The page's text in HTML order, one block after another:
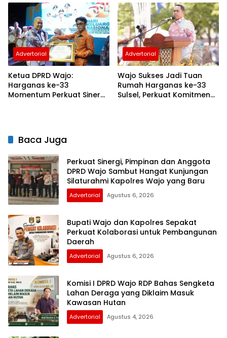
Penampungan Botol
Plastik
Advertorial
Ketua DPRD Wajo:
Harganas ke-33
Momentum Perkuat Sinergi
Advertorial
Wajo Sukses Jadi Tuan
Rumah Harganas ke-33
Sulsel, Perkuat Komitmen
Baca Juga
Perkuat Sinergi, Pimpinan dan Anggota
DPRD Wajo Sambut Hangat Kunjungan
Silaturahmi Kapolres Wajo yang Baru
Advertorial Agustus 6, 2026
Bupati Wajo dan Kapolres Sepakat
Perkuat Kolaborasi untuk Pembangunan
Daerah
Advertorial Agustus 6, 2026
Komisi I DPRD Wajo RDP Bahas Sengketa
Lahan Deraga yang Diklaim Masuk
Kawasan Hutan
Advertorial Agustus 4, 2026